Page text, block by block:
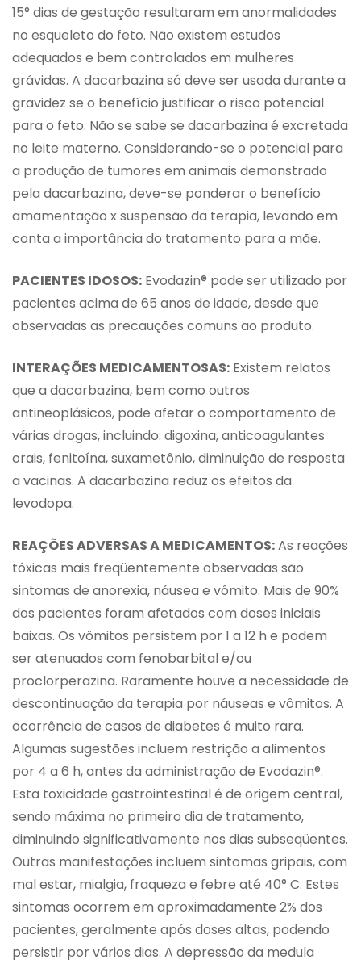
15° dias de gestação resultaram em anormalidades
no esqueleto do feto. Não existem estudos
adequados e bem controlados em mulheres
grávidas. A dacarbazina só deve ser usada durante a
gravidez se o benefício justificar o risco potencial
para o feto. Não se sabe se dacarbazina é excretada
no leite materno. Considerando-se o potencial para
a produção de tumores em animais demonstrado
pela dacarbazina, deve-se ponderar o benefício
amamentação x suspensão da terapia, levando em
conta a importância do tratamento para a mãe.
PACIENTES IDOSOS: Evodazin® pode ser utilizado por
pacientes acima de 65 anos de idade, desde que
observadas as precauções comuns ao produto.
INTERAÇÕES MEDICAMENTOSAS: Existem relatos
que a dacarbazina, bem como outros
antineoplásicos, pode afetar o comportamento de
várias drogas, incluindo: digoxina, anticoagulantes
orais, fenitoína, suxametônio, diminuição de resposta
a vacinas. A dacarbazina reduz os efeitos da
levodopa.
REAÇÕES ADVERSAS A MEDICAMENTOS:As reações
tóxicas mais freqüentemente observadas são
sintomas de anorexia, náusea e vômito. Mais de 90%
dos pacientes foram afetados com doses iniciais
baixas. Os vômitos persistem por 1 a 12 h e podem
ser atenuados com fenobarbital e/ou
proclorperazina. Raramente houve a necessidade de
descontinuação da terapia por náuseas e vômitos. A
ocorrência de casos de diabetes é muito rara.
Algumas sugestões incluem restrição a alimentos
por 4 a 6 h, antes da administração de Evodazin®.
Esta toxicidade gastrointestinal é de origem central,
sendo máxima no primeiro dia de tratamento,
diminuindo significativamente nos dias subseqüentes.
Outras manifestações incluem sintomas gripais, com
mal estar, mialgia, fraqueza e febre até 40° C. Estes
sintomas ocorrem em aproximadamente 2% dos
pacientes, geralmente após doses altas, podendo
persistir por vários dias. A depressão da medula